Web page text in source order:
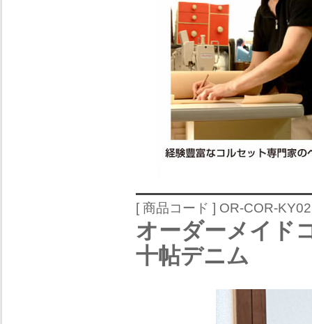
[ 商品コード ] OR-COR-KY02
オーダーメイド
十帖デニム